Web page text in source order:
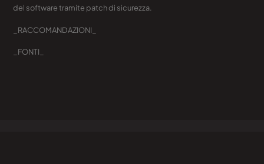
del software tramite patch di sicurezza.
_RACCOMANDAZIONI_
_FONTI_